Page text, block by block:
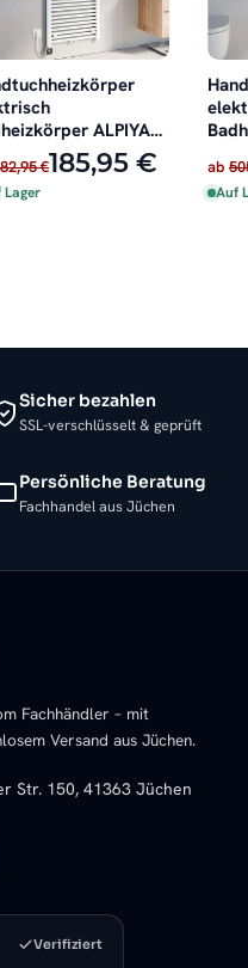
ALPIYA
inkl. Heizstab
€185,95 €
Lager
ab
Auf
Sicher bezahlen
SSL-verschlüsselt & geprüft
Persönliche Beratung
Fachhandel aus Jüchen
Fachhändler – mit
Versand aus Jüchen.
Str. 150, 41363 Jüchen
Verifiziert